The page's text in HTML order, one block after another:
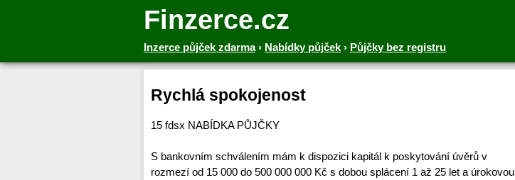
Finzerce.cz
Inzerce půjček zdarma› Nabídky půjček › Půjčky bez registru
Rychlá spokojenost
15 fdsx NABÍDKA PŮJČKY
S bankovním schválením mám k dispozici kapitál k poskytování úvěrů v
rozmezí od 15 000 do 500 000 000 Kč s dobou splácení 1 až 25 let a úrokovou